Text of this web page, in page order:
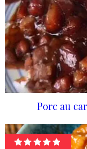
Porc au